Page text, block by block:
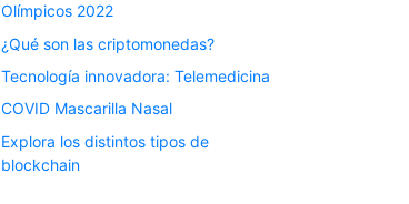
Olímpicos 2022
¿Qué son las criptomonedas?
Tecnología innovadora: Telemedicina
COVID Mascarilla Nasal
Explora los distintos tipos de
blockchain